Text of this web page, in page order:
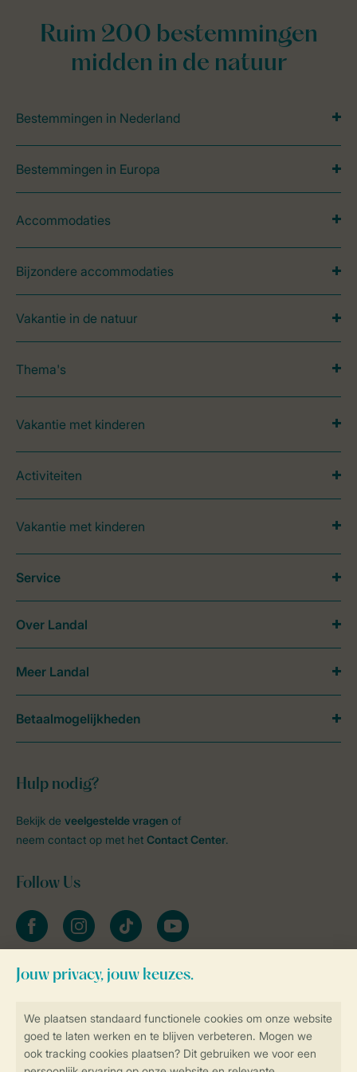
Veilig en snel online boeken
Ruim 200 bestemmingen
midden in de natuur
Bestemmingen in Nederland
Bestemmingen in Europa
Accommodaties
Bijzondere accommodaties
Vakantie in de natuur
Thema's
Vakantie met kinderen
Activiteiten
Vakantie met kinderen
Hulp nodig?
Bekijk de veelgestelde vragen of
neem contact op met het Contact Center.
Follow Us
facebookinstagramtiktok youtube
Blijf op de hoogte
Service
Over Landal
Meer Landal
Betaalmogelijkheden